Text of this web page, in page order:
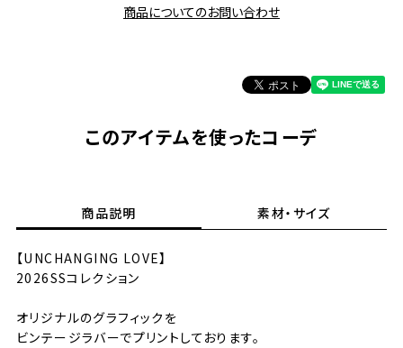
商品についてのお問い合わせ
このアイテムを使ったコーデ
商品説明 素材・サイズ
【UNCHANGING LOVE】
2026SSコレクション
オリジナルのグラフィックを
ビンテージラバーでプリントしております。